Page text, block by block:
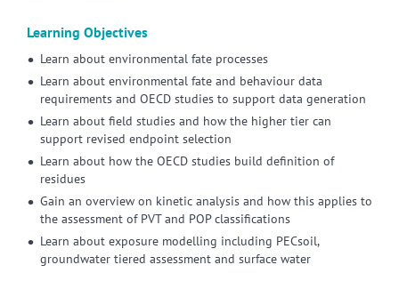
Learning Objectives
Learn about environmental fate processes
Learn about environmental fate and behaviour data
requirements and OECD studies to support data generation
Learn about field studies and how the higher tier can
support revised endpoint selection
Learn about how the OECD studies build definition of
residues
Gain an overview on kinetic analysis and how this applies to
the assessment of PVT and POP classifications
Learn about exposure modelling including PECsoil,
groundwater tiered assessment and surface water